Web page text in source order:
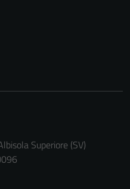
Superiore (SV)
essere
disabilitati.